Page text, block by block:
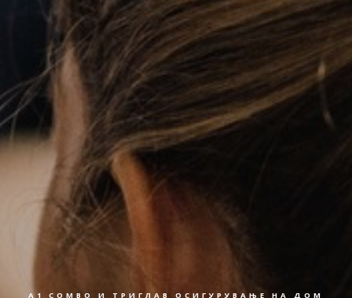
A1 COMBO И ТРИГЛАВ ОСИГУРУВАЊЕ НА ДОМ